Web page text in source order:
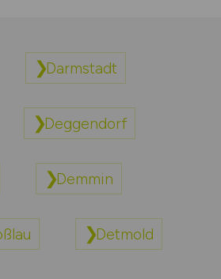
Darmstadt
Deggendorf
Demmin
Detmold